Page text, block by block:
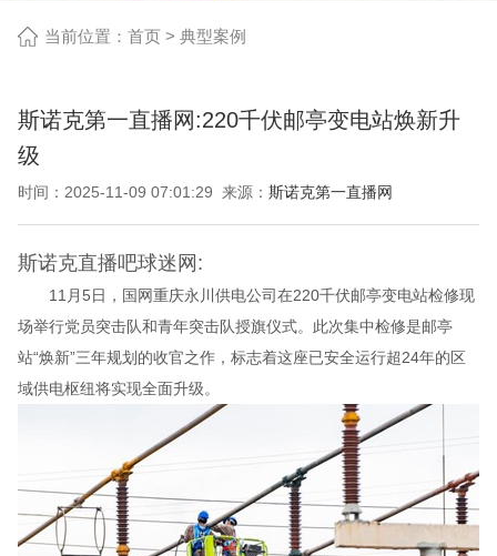
当前位置： 首页 > 典型案例
斯诺克第一直播网:220千伏邮亭变电站焕新升
级
时间：2025-11-09 07:01:29 来源： 斯诺克第一直播网
斯诺克直播吧球迷网:
11月5日，国网重庆永川供电公司在220千伏邮亭变电站检修现
场举行党员突击队和青年突击队授旗仪式。此次集中检修是邮亭
站“焕新”三年规划的收官之作，标志着这座已安全运行超24年的区
域供电枢纽将实现全面升级。